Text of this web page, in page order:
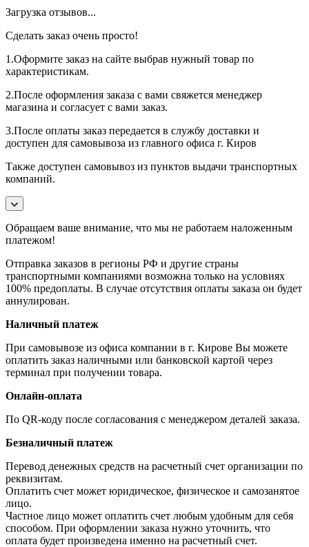
Загрузка отзывов...
Сделать заказ очень просто!
1.Оформите заказ на сайте выбрав нужный товар по
характеристикам.
2.После оформления заказа с вами свяжется менеджер
магазина и согласует с вами заказ.
3.После оплаты заказ передается в службу доставки и
доступен для самовывоза из главного офиса г. Киров
Также доступен самовывоз из пунктов выдачи транспортных
компаний.
Обращаем ваше внимание, что мы не работаем наложенным
платежом!
Отправка заказов в регионы РФ и другие страны
транспортными компаниями возможна только на условиях
100% предоплаты. В случае отсутствия оплаты заказа он будет
аннулирован.
Наличный платеж
При самовывозе из офиса компании в г. Кирове Вы можете
оплатить заказ наличными или банковской картой через
терминал при получении товара.
Онлайн-оплата
По QR-коду после согласования с менеджером деталей заказа.
Безналичный платеж
Перевод денежных средств на расчетный счет организации по
реквизитам.
Оплатить счет может юридическое, физическое и самозанятое
лицо.
Частное лицо может оплатить счет любым удобным для себя
способом. При оформлении заказа нужно уточнить, что
оплата будет произведена именно на расчетный счет.